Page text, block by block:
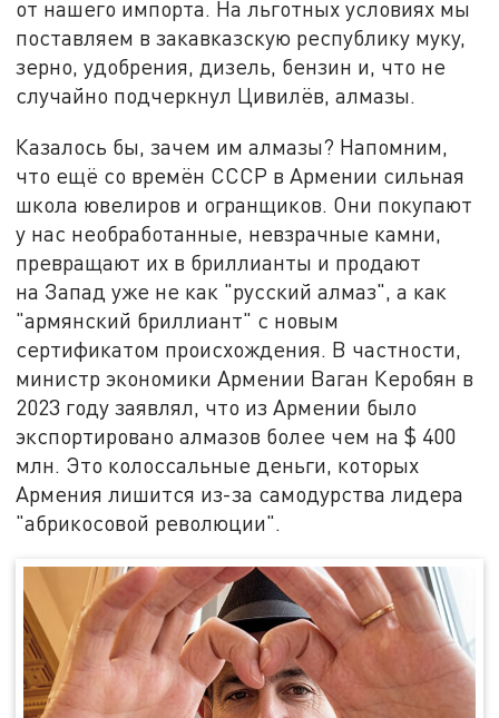
от нашего импорта. На льготных условиях мы
поставляем в закавказскую республику муку,
зерно, удобрения, дизель, бензин и, что не
случайно подчеркнул Цивилёв, алмазы.
Казалось бы, зачем им алмазы? Напомним,
что ещё со времён СССР в Армении сильная
школа ювелиров и огранщиков. Они покупают
у нас необработанные, невзрачные камни,
превращают их в бриллианты и продают
на Запад уже не как "русский алмаз", а как
"армянский бриллиант" с новым
сертификатом происхождения. В частности,
министр экономики Армении Ваган Керобян в
2023 году заявлял, что из Армении было
экспортировано алмазов более чем на $ 400
млн. Это колоссальные деньги, которых
Армения лишится из-за самодурства лидера
"абрикосовой революции".